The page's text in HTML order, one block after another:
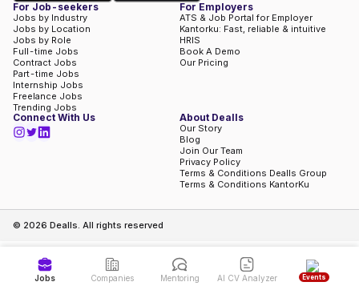
For Job-seekers
Jobs by Industry
Jobs by Location
Jobs by Role
Full-time Jobs
Contract Jobs
Part-time Jobs
Internship Jobs
Freelance Jobs
Trending Jobs
For Employers
ATS & Job Portal for Employer
Kantorku: Fast, reliable & intuitive
HRIS
Book A Demo
Our Pricing
Connect With Us About Dealls
Our Story
Blog
Join Our Team
Privacy Policy
Terms & Conditions Dealls Group
Terms & Conditions KantorKu
© 2026 Dealls. All rights reserved
Jobs Companies Mentoring AI CV Analyzer Events